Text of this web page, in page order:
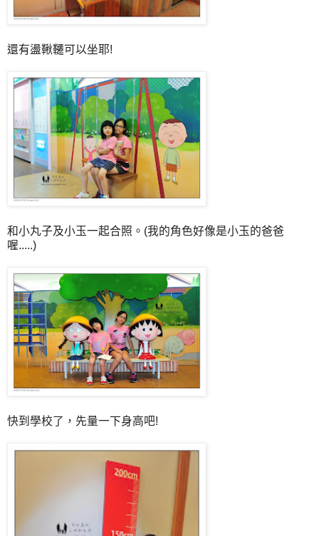
還有盪鞦韆可以坐耶!
和小丸子及小玉一起合照。(我的角色好像是小玉的爸爸
喔.....)
快到學校了，先量一下身高吧!